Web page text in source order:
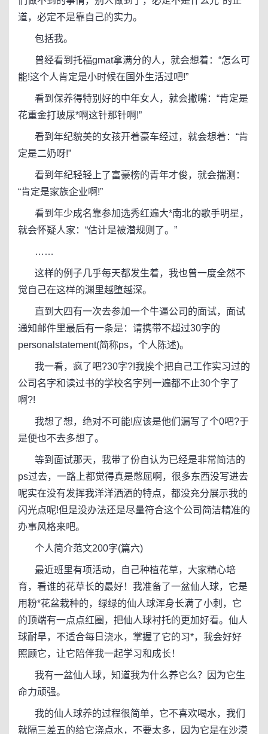
道，必定不是靠自己的实力。
包括我。
曾经看到托福gmat拿满分的人，就会想着：“怎么可
能!这个人肯定是小时候在国外生活过吧!”
看到保养得特别好的中年女人，就会撇嘴：“肯定是
花重金打玻尿*啊这针那针啊!”
看到年纪貌美的女孩开着豪车经过，就会想着：“肯
定是二奶呀!”
看到年纪轻轻上了富豪榜的青年才俊，就会揣测：
“肯定是家族企业啊!”
看到年少成名靠参加选秀红遍大*南北的歌手明星，
就会怀疑人家：“估计是被潜规则了。”
……
这样的例子几乎每天都发生着，我也曾一度全然不
觉自己在这样的渊里越堕越深。
直到大四有一次去参加一个牛逼公司的面试，面试
通知邮件里最后有一条是：请携带不超过30字的
personalstatement(简称ps，个人陈述)。
我一看，疯了吧?30字?!我挨个把自己工作实习过的
公司名字和读过书的学校名字列一遍都不止30个字了
啊?!
我想了想，绝对不可能!应该是他们漏写了个0吧?于
是便也不去多想了。
等到面试那天，我带了份自认为已经是非常简洁的
ps过去，一路上都觉得真是憋屈啊，很多东西没写进去
呢实在没有发挥我洋洋洒洒的特点，都没充分展示我的
闪光点呢!但是没办法还是尽量符合这个公司简洁精准的
办事风格来吧。
个人简介范文200字(篇六)
最近班里有项活动，自己种植花草，大家精心培
育，看谁的花草长的最好！我准备了一盆仙人球，它是
用粉*花盆栽种的，绿绿的仙人球浑身长满了小刺，它
的顶端有一点点红圈，把仙人球衬托的更加好看。仙人
球耐旱，不适合每日浇水，掌握了它的习*，我会好好
照顾它，让它陪伴我一起学习和成长！
我有一盆仙人球，知道我为什么养它么？因为它生
命力顽强。
我的仙人球养的过程很简单，它不喜欢喝水，我们
就隔三差五的给它浇点水，不要太多，因为它是在沙漠